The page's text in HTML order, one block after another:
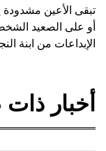
تبقى الأعين
أو على الصعيد
الإبداعات من ابنة
أخبار